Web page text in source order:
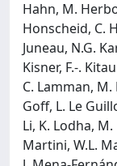
Hahn, M.
Honscheid, C.
Juneau, N.G.
Kisner, F.-.
C. Lamman, M.
Goff, L. Le
Li, K. Lodha,
Martini, W.L.